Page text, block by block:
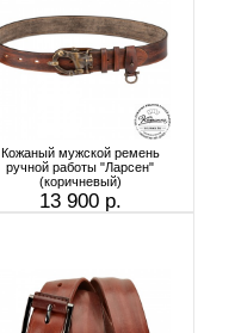
Кожаный мужской ремень
ручной работы "Ларсен"
(коричневый)
13 900 р.